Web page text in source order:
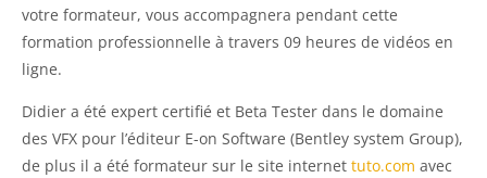
votre formateur, vous accompagnera pendant cette
formation professionnelle à travers 09 heures de vidéos en
ligne.
Didier a été expert certifié et Beta Tester dans le domaine
des VFX pour l’éditeur E-on Software (Bentley system Group),
de plus il a été formateur sur le site internet tuto.com avec